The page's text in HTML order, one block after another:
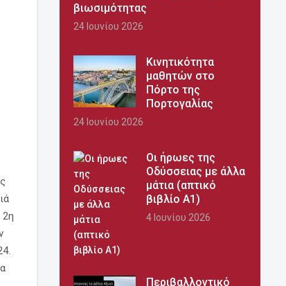
2η
βιωσιμότητας
24 Ιουνίου 2026
Κινητικότητα
μαθητών στο
Πόρτο της
Πορτογαλίας
24 Ιουνίου 2026
Οι ήρωες της
Οδύσσειας με άλλα
μάτια (απτικό
βιβλίο Α1)
4 Ιουνίου 2026
Περιβαλλοντικό